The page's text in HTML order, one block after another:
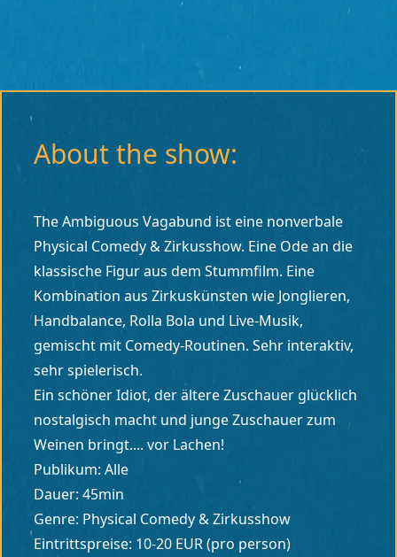
About the show:
The Ambiguous Vagabund ist eine nonverbale
Physical Comedy & Zirkusshow. Eine Ode an die
klassische Figur aus dem Stummfilm. Eine
Kombination aus Zirkuskünsten wie Jonglieren,
Handbalance, Rolla Bola und Live-Musik,
gemischt mit Comedy-Routinen. Sehr interaktiv,
sehr spielerisch.
Ein schöner Idiot, der ältere Zuschauer glücklich
nostalgisch macht und junge Zuschauer zum
Weinen bringt.... vor Lachen!
Publikum: Alle
Dauer: 45min
Genre: Physical Comedy & Zirkusshow
Eintrittspreise: 10-20 EUR (pro person)